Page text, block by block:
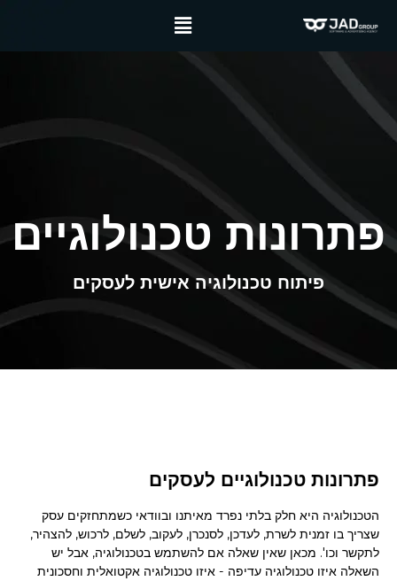
פתרונות טכנולוגיים
פיתוח טכנולוגיה אישית לעסקים
פתרונות טכנולוגיים לעסקים
הטכנולוגיה היא חלק בלתי נפרד מאיתנו ובוודאי כשמתחזקים עסק
שצריך בו זמנית לשרת, לעדכן, לסנכרן, לעקוב, לשלם, לרכוש, להצהיר,
לתקשר וכו'. מכאן שאין שאלה אם להשתמש בטכנולוגיה, אבל יש
השאלה איזו טכנולוגיה עדיפה - איזו טכנולוגיה אקטואלית וחסכונית